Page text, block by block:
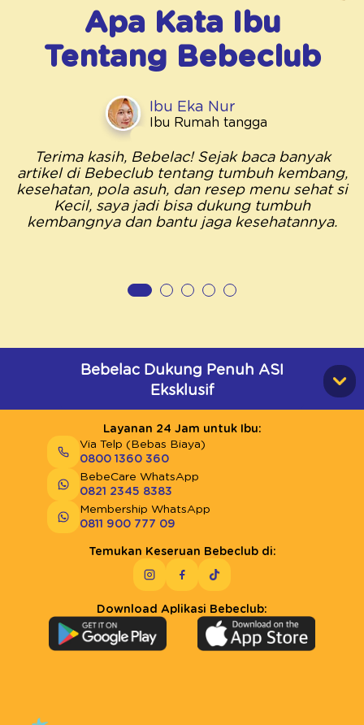
Apa Kata Ibu
Tentang Bebeclub
Ibu Eka Nur
Ibu Rumah tangga
Terima kasih, Bebelac! Sejak baca banyak
artikel di Bebeclub tentang tumbuh kembang,
kesehatan, pola asuh, dan resep menu sehat si
Kecil, saya jadi bisa dukung tumbuh
kembangnya dan bantu jaga kesehatannya.
Bebelac Dukung Penuh ASI
Eksklusif
Layanan 24 Jam untuk Ibu:
Via Telp (Bebas Biaya)
0800 1360 360
BebeCare WhatsApp
0821 2345 8383
Membership WhatsApp
0811 900 777 09
Temukan Keseruan Bebeclub di:
Download Aplikasi Bebeclub: